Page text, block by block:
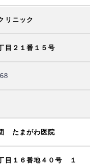
リニック
目２１番１５号
たまがわ医院
目１６番地４０号 １